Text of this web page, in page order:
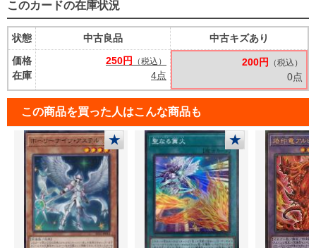
このカードの在庫状況
状態
価格
在庫
中古良品
250円
（税込）
4点
中古キズあり
200円 （税込）
0点
この商品を買った人はこんな商品も
★ ★